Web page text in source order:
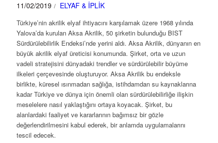
11/02/2019 / ELYAF & İPLİK
Türkiye’nin akrilik elyaf ihtiyacını karşılamak üzere 1968 yılında
Yalova’da kurulan Aksa Akrilik, 50 şirketin bulunduğu BIST
Sürdürülebilirlik Endeksi’nde yerini aldı. Aksa Akrilik, dünyanın en
büyük akrilik elyaf üreticisi konumunda. Şirket, orta ve uzun
vadeli stratejisini dünyadaki trendler ve sürdürülebilir büyüme
ilkeleri çerçevesinde oluşturuyor. Aksa Akrilik bu endeksle
birlikte, küresel ısınmadan sağlığa, istihdamdan su kaynaklarına
kadar Türkiye ve dünya için önemli olan sürdürülebilirliğe ilişkin
meselelere nasıl yaklaştığını ortaya koyacak. Şirket, bu
alanlardaki faaliyet ve kararlarının bağımsız bir gözle
değerlendirilmesini kabul ederek, bir anlamda uygulamalarını
tescil edecek.